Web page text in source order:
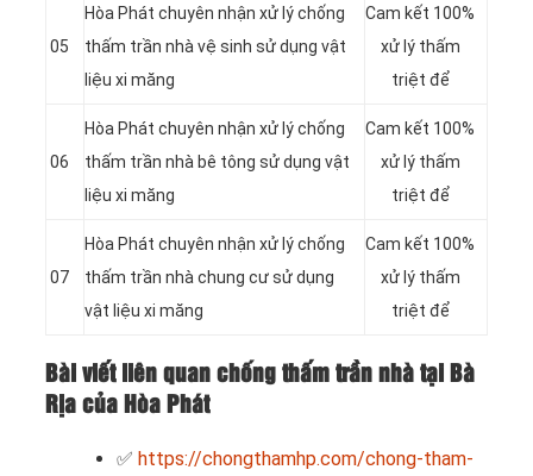
05
Hòa Phát chuyên nhận xử lý chống
thấm trần nhà vệ sinh sử dụng vật
liệu xi măng
Cam kết 100%
xử lý thấm
triệt để
06
Hòa Phát chuyên nhận xử lý chống
thấm trần nhà bê tông sử dụng vật
liệu xi măng
Cam kết 100%
xử lý thấm
triệt để
07
Hòa Phát chuyên nhận xử lý chống
thấm trần nhà chung cư sử dụng
vật liệu xi măng
Cam kết 100%
xử lý thấm
triệt để
Bài viết liên quan chống thấm trần nhà tại Bà
Rịa của Hòa Phát
✅ https://chongthamhp.com/chong-tham-